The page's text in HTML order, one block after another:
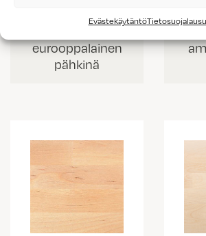
Evästekäytäntö
TLEP
eurooppalainen
pähkinä